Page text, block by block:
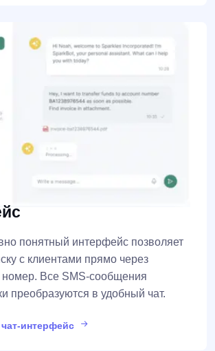
понятный интерфейс позволяет
с клиентами прямо через
номер. Все SMS-сообщения
преобразуются в удобный чат.
интерфейс